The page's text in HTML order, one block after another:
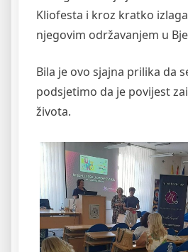
Kliofesta i kroz kratko
njegovim održavanjem u
Bila je ovo sjajna prilika da
podsjetimo da je povijest
života.